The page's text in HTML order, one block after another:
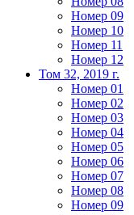
Номер 09
Номер 10
Номер 11
Номер 12
Том 32, 2019 г.
Номер 01
Номер 02
Номер 03
Номер 04
Номер 05
Номер 06
Номер 07
Номер 08
Номер 09